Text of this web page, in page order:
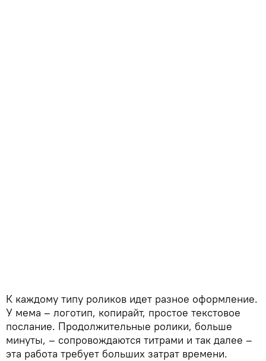
К каждому типу роликов идет разное оформление.
У мема – логотип, копирайт, простое текстовое
послание. Продолжительные ролики, больше
минуты, – сопровождаются титрами и так далее –
эта работа требует больших затрат времени.